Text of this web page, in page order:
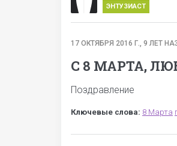
ЭНТУЗИАСТ
17 ОКТЯБРЯ 2016 Г., 9 ЛЕТ
С 8 МАРТА,
Поздравление
Ключевые слова: 8 Марта